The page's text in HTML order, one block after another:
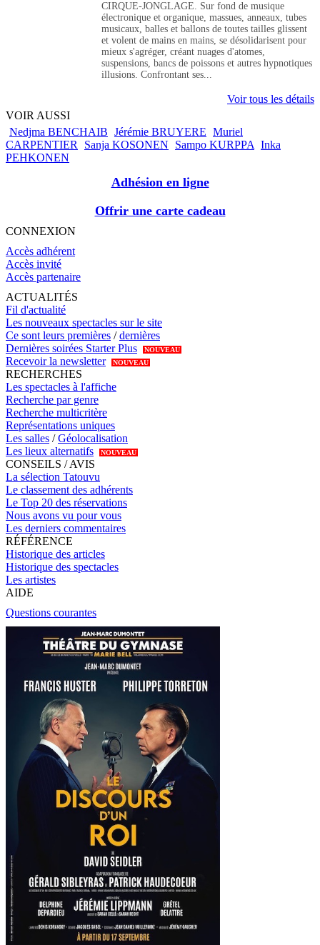
CIRQUE-JONGLAGE. Sur fond de musique
électronique et organique, massues, anneaux, tubes
musicaux, balles et ballons de toutes tailles glissent
et volent de mains en mains, se désolidarisent pour
mieux s'agréger, créant nuages d'atomes,
suspensions, bancs de poissons et autres hypnotiques
illusions. Confrontant ses...
Voir tous les détails
VOIR AUSSI
Nedjma BENCHAIB Jérémie BRUYERE Muriel
CARPENTIER
Sanja KOSONEN Sampo KURPPA Inka
PEHKONEN
Adhésion en ligne
Offrir une carte cadeau
CONNEXION
Accès adhérent
Accès invité
Accès partenaire
ACTUALITÉS
Fil d'actualité
Les nouveaux spectacles sur le site
Ce sont leurs premières /dernières
Dernières soirées Starter Plus
NOUVEAU
Recevoir la newsletter NOUVEAU
RECHERCHES
Les spectacles à l'affiche
Recherche par genre
Recherche multicritère
Représentations uniques
Les salles /Géolocalisation
Les lieux alternatifs
NOUVEAU
CONSEILS / AVIS
La sélection Tatouvu
Le classement des adhérents
Le Top 20 des réservations
Nous avons vu pour vous
Les derniers commentaires
RÉFÉRENCE
Historique des articles
Historique des spectacles
Les artistes
AIDE
Questions courantes